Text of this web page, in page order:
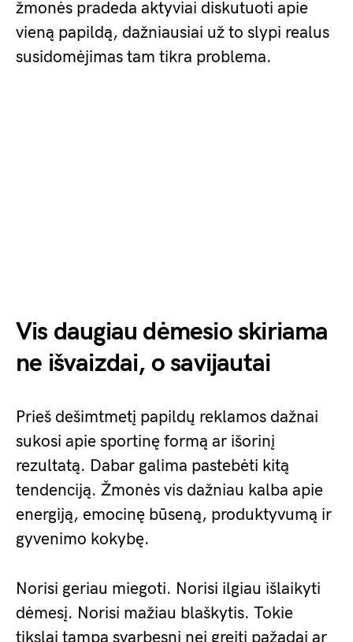
žmonės pradeda aktyviai diskutuoti apie
vieną papildą, dažniausiai už to slypi realus
susidomėjimas tam tikra problema.
Vis daugiau dėmesio skiriama
ne išvaizdai, o savijautai
Prieš dešimtmetį papildų reklamos dažnai
sukosi apie sportinę formą ar išorinį
rezultatą. Dabar galima pastebėti kitą
tendenciją. Žmonės vis dažniau kalba apie
energiją, emocinę būseną, produktyvumą ir
gyvenimo kokybę.
Norisi geriau miegoti. Norisi ilgiau išlaikyti
dėmesį. Norisi mažiau blaškytis. Tokie
tikslai tampa svarbesni nei greiti pažadai ar